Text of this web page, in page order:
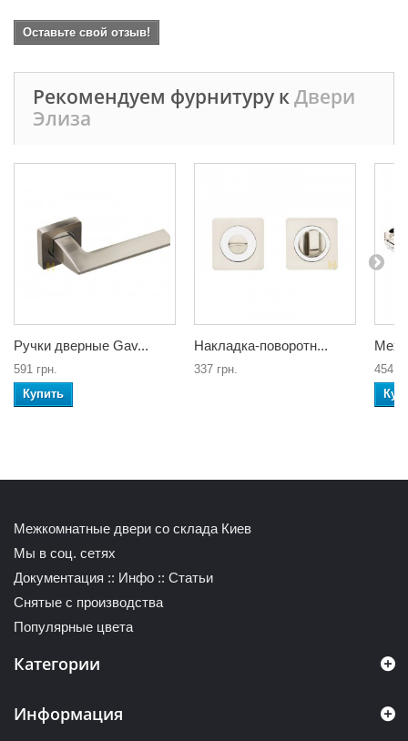
Оставьте свой отзыв!
Рекомендуем фурнитуру кДвери
Элиза
Ручки дверные Gav...
591 грн.
Купить
Накладка-поворотн...
337 грн.
454
Межкомнатные двери со склада Киев
Мы в соц. сетях
Документация :: Инфо :: Статьи
Снятые с производства
Популярные цвета
Категории
Информация